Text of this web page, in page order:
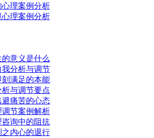
理案例分析
心理案例分析
意义是什么
分析与调节
满足的本能
与调节要点
痛苦的心态
节案例解析
询中的阻抗
内心的退行